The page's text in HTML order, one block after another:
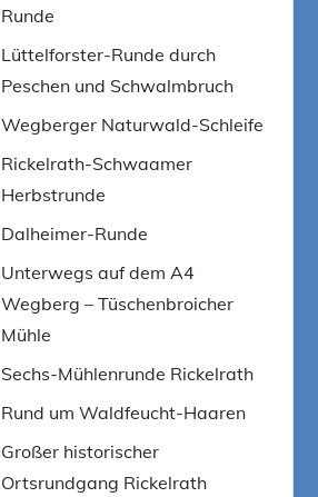
Runde
Lüttelforster-Runde durch
Peschen und Schwalmbruch
Wegberger Naturwald-Schleife
Rickelrath-Schwaamer
Herbstrunde
Dalheimer-Runde
Unterwegs auf dem A4
Wegberg – Tüschenbroicher
Mühle
Sechs-Mühlenrunde Rickelrath
Rund um Waldfeucht-Haaren
Großer historischer
Ortsrundgang Rickelrath